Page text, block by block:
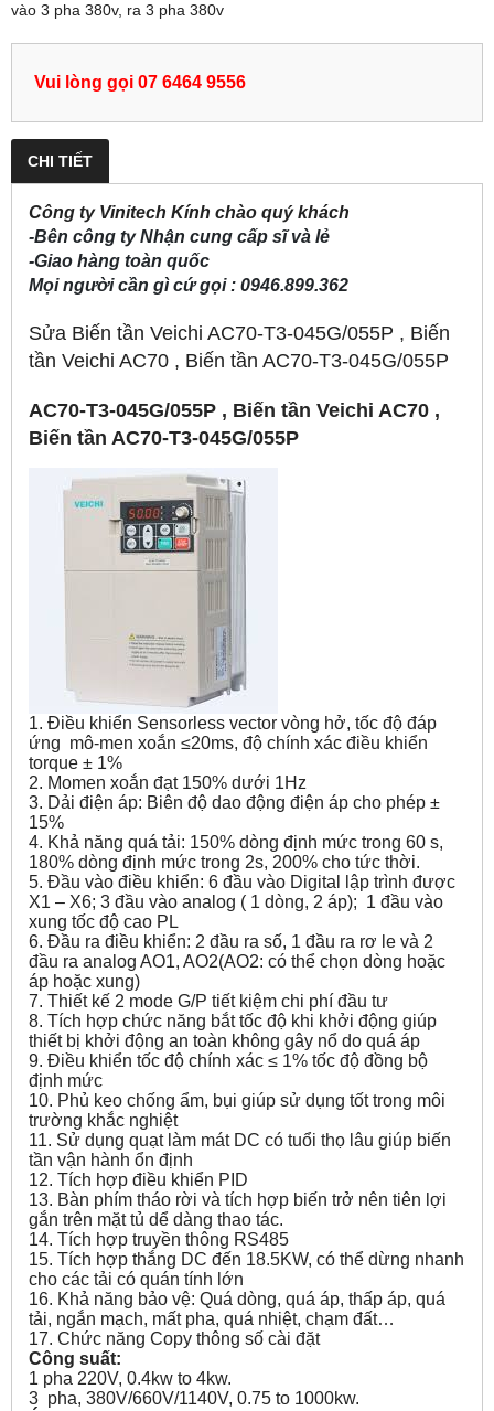
vào 3 pha 380v, ra 3 pha 380v
Vui lòng gọi 07 6464 9556
CHI TIẾT
Công ty Vinitech Kính chào quý khách
-Bên công ty Nhận cung cấp sĩ và lẻ
-Giao hàng toàn quốc
Mọi người cần gì cứ gọi : 0946.899.362
Sửa Biến tần Veichi AC70-T3-045G/055P , Biến
tần Veichi AC70 , Biến tần AC70-T3-045G/055P
AC70-T3-045G/055P , Biến tần Veichi AC70 ,
Biến tần AC70-T3-045G/055P
1. Điều khiển Sensorless vector vòng hở, tốc độ đáp
ứng mô-men xoắn ≤20ms, độ chính xác điều khiển
torque ± 1%
2. Momen xoắn đạt 150% dưới 1Hz
3. Dải điện áp: Biên độ dao động điện áp cho phép ±
15%
4. Khả năng quá tải: 150% dòng định mức trong 60 s,
180% dòng định mức trong 2s, 200% cho tức thời.
5. Đầu vào điều khiển: 6 đầu vào Digital lập trình được
X1 – X6; 3 đầu vào analog ( 1 dòng, 2 áp); 1 đầu vào
xung tốc độ cao PL
6. Đầu ra điều khiển: 2 đầu ra số, 1 đầu ra rơ le và 2
đầu ra analog AO1, AO2(AO2: có thể chọn dòng hoặc
áp hoặc xung)
7. Thiết kế 2 mode G/P tiết kiệm chi phí đầu tư
8. Tích hợp chức năng bắt tốc độ khi khởi động giúp
thiết bị khởi động an toàn không gây nổ do quá áp
9. Điều khiển tốc độ chính xác ≤ 1% tốc độ đồng bộ
định mức
10. Phủ keo chống ẩm, bụi giúp sử dụng tốt trong môi
trường khắc nghiệt
11. Sử dụng quạt làm mát DC có tuổi thọ lâu giúp biến
tần vận hành ổn định
12. Tích hợp điều khiển PID
13. Bàn phím tháo rời và tích hợp biến trở nên tiên lợi
gắn trên mặt tủ dể dàng thao tác.
14. Tích hợp truyền thông RS485
15. Tích hợp thắng DC đến 18.5KW, có thể dừng nhanh
cho các tải có quán tính lớn
16. Khả năng bảo vệ: Quá dòng, quá áp, thấp áp, quá
tải, ngắn mạch, mất pha, quá nhiệt, chạm đất…
17. Chức năng Copy thông số cài đặt
Công suất:
1 pha 220V, 0.4kw to 4kw.
3 pha, 380V/660V/1140V, 0.75 to 1000kw.